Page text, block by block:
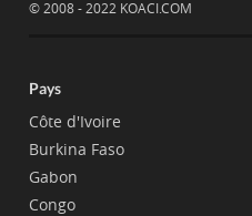
© 2008 - 2022 KOACI.COM
Pays
Côte d'Ivoire
Burkina Faso
Gabon
Congo